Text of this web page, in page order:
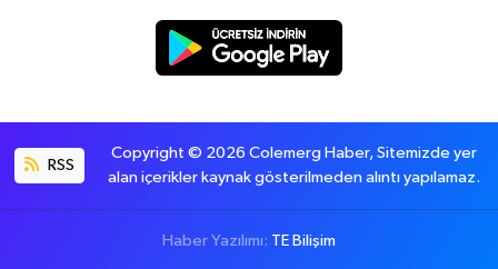
RSS
Copyright © 2026 Colemerg Haber, Sitemizde yer
alan içerikler kaynak gösterilmeden alıntı yapılamaz.
Haber Yazılımı: TE Bilişim